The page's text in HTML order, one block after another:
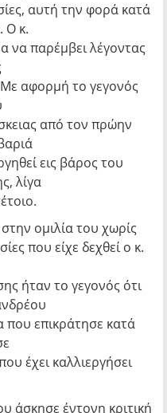
αυτή την φορά κατά
Ο κ.
να παρέμβει λέγοντας
Με αφορμή το γεγονός
από τον πρώην
εις βάρος του
λίγα
ομιλία του χωρίς
που είχε δεχθεί ο κ.
ήταν το γεγονός ότι
που επικράτησε κατά
έχει καλλιεργήσει
άσκησε έντονη κριτική